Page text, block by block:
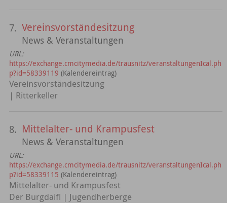
7. Vereinsvorständesitzung
News & Veranstaltungen
URL:
https://exchange.cmcitymedia.de/trausnitz/veranstaltungenIcal.ph
p?id=58339119 (Kalendereintrag)
Vereinsvorständesitzung
| Ritterkeller
8. Mittelalter- und Krampusfest
News & Veranstaltungen
URL:
https://exchange.cmcitymedia.de/trausnitz/veranstaltungenIcal.ph
p?id=58339115 (Kalendereintrag)
Mittelalter- und Krampusfest
Der Burgdaifl | Jugendherberge